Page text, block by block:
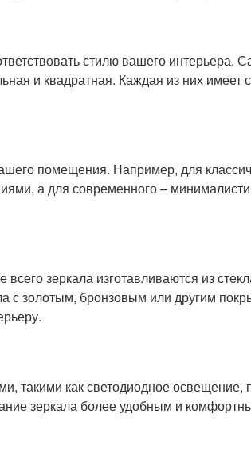
стилю вашего интерьера.
и квадратная. Каждая из них имеет
помещения. Например, для
а для современного –
зеркала изготавливаются из
с золотым, бронзовым или другим
такими как светодиодное освещение,
зеркала более удобным и